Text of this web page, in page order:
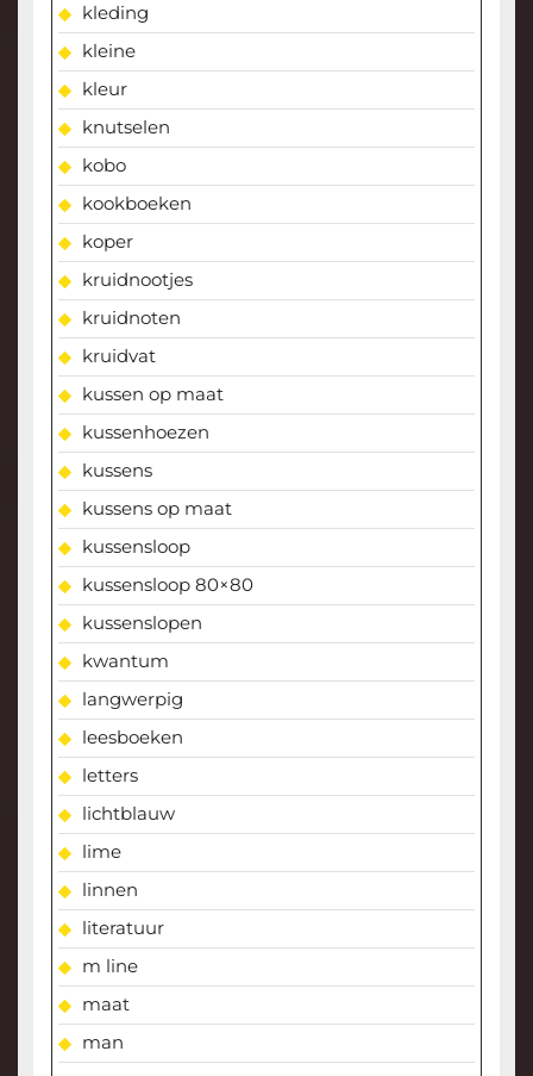
kleding
kleine
kleur
knutselen
kobo
kookboeken
koper
kruidnootjes
kruidnoten
kruidvat
kussen op maat
kussenhoezen
kussens
kussens op maat
kussensloop
kussensloop 80×80
kussenslopen
kwantum
langwerpig
leesboeken
letters
lichtblauw
lime
linnen
literatuur
m line
maat
man